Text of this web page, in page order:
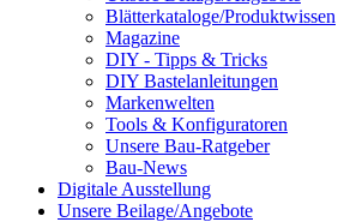
Blätterkataloge/Produktwissen
Magazine
DIY - Tipps & Tricks
DIY Bastelanleitungen
Markenwelten
Tools & Konfiguratoren
Unsere Bau-Ratgeber
Bau-News
Digitale Ausstellung
Unsere Beilage/Angebote